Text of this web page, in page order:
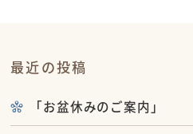
最近の投稿
「お盆休みのご案内」